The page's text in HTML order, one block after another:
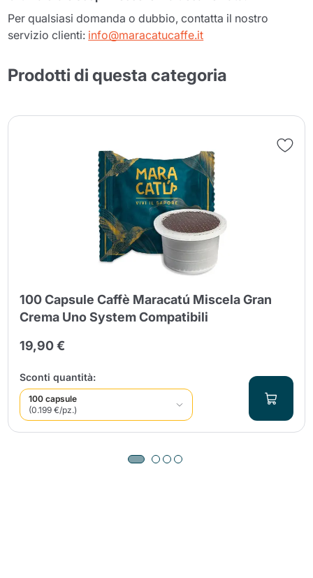
Per qualsiasi domanda o dubbio, contatta il nostro
servizio clienti: info@maracatucaffe.it
Prodotti di questa categoria
100 Capsule Caffè Maracatú Miscela Gran
Crema Uno System Compatibili
19,90 €
Sconti quantità:
100 capsule
(0.199 €/pz.)